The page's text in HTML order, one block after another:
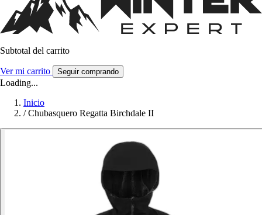
Subtotal del carrito
Ver mi carrito Seguir comprando
Loading...
Inicio
/ Chubasquero Regatta Birchdale II